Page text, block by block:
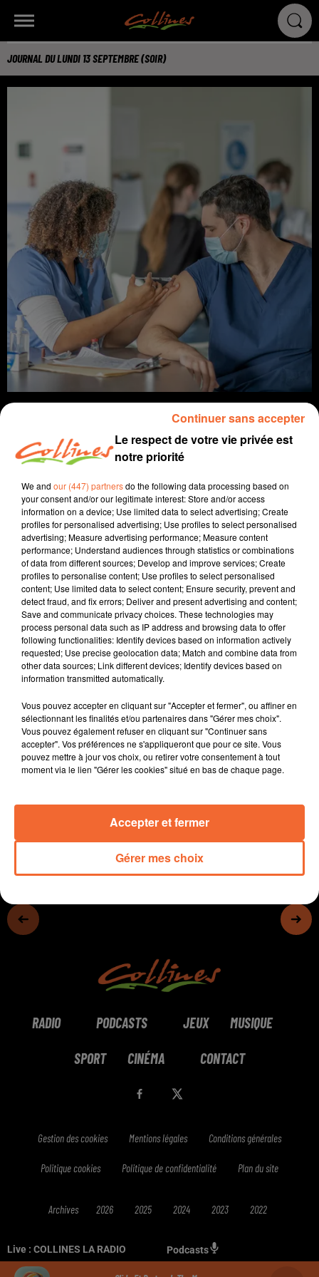
Live : COLLINES LA RADIO Podcasts
JOURNAL DU LUNDI 13 SEPTEMBRE (SOIR)
infos
13 septembre 2021 - 16 min 22 sec
JOURNAL DU LUNDI 13 SEPTEMBRE (SOIR)
Patrice Bémanangy
L'info près de chez vous
Le personnel soignant est dans leur grande majorité
vacciné.
Les électeurs de Boismé vont devoir retourner aux
urnes.
Le MEDEF79 et Pôle Emploi s'unissent pour aider les
entreprises à recruter.
A Thouars, les familles des déportés du camp de Dora
recevront demain leur livre hommage.
A partir de ce vendredi et chaque fin de semaine, un
marché de producteurs s'installera dans le bourg de
Moncoutant sur Sèvre.
0:00 16 min 22 sec
RADIO PODCASTS JEUX MUSIQUE
SPORT CINÉMA CONTACT
Gestion des cookies Mentions légales Conditions générales
Politique cookies Politique de confidentialité Plan du site
Archives 2026 2025 2024 2023 2022
Le respect de votre vie privée est
notre priorité
We and our (447) partnersdo the following data processing based on
your consent and/or our legitimate interest: Store and/or access
information on a device; Use limited data to select advertising; Create
profiles for personalised advertising; Use profiles to select personalised
advertising; Measure advertising performance; Measure content
performance; Understand audiences through statistics or combinations
of data from different sources; Develop and improve services; Create
profiles to personalise content; Use profiles to select personalised
content; Use limited data to select content; Ensure security, prevent and
detect fraud, and fix errors; Deliver and present advertising and content;
Save and communicate privacy choices. These technologies may
process personal data such as IP address and browsing data to offer
following functionalities: Identify devices based on information actively
requested; Use precise geolocation data; Match and combine data from
other data sources; Link different devices; Identify devices based on
information transmitted automatically.
Vous pouvez accepter en cliquant sur "Accepter et fermer", ou affiner en
sélectionnant les finalités et/ou partenaires dans "Gérer mes choix".
Vous pouvez également refuser en cliquant sur "Continuer sans
accepter". Vos préférences ne s'appliqueront que pour ce site. Vous
pouvez mettre à jour vos choix, ou retirer votre consentement à tout
moment via le lien "Gérer les cookies" situé en bas de chaque page.
Gérer mes choix
Accepter et fermer
Continuer sans accepter